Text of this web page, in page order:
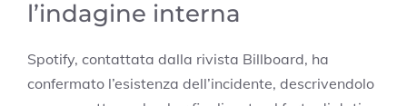
l’indagine interna
Spotify, contattata dalla rivista Billboard, ha
confermato l’esistenza dell’incidente, descrivendolo